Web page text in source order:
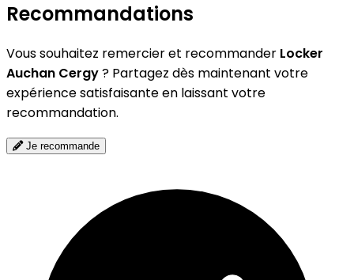
Recommandations
Vous souhaitez remercier et recommander Locker
Auchan Cergy? Partagez dès maintenant votre
expérience satisfaisante en laissant votre
recommandation.
Je recommande